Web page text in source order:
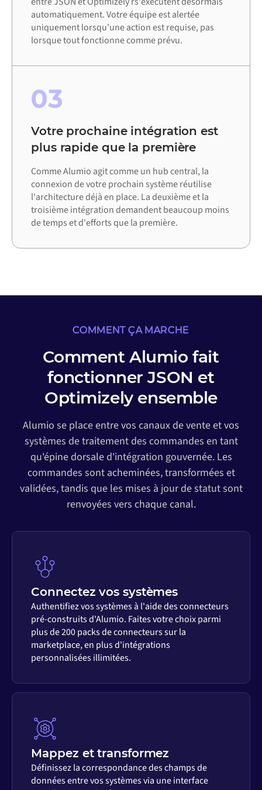
automatiquement. Votre équipe est alertée
uniquement lorsqu'une action est requise, pas
lorsque tout fonctionne comme prévu.
03
Votre prochaine intégration est
plus rapide que la première
Comme Alumio agit comme un hub central, la
connexion de votre prochain système réutilise
l'architecture déjà en place. La deuxième et la
troisième intégration demandent beaucoup moins
de temps et d'efforts que la première.
COMMENT ÇA MARCHE
Comment Alumio fait
fonctionner JSON et
Optimizely ensemble
Alumio se place entre vos canaux de vente et vos
systèmes de traitement des commandes en tant
qu'épine dorsale d'intégration gouvernée. Les
commandes sont acheminées, transformées et
validées, tandis que les mises à jour de statut sont
renvoyées vers chaque canal.
Connectez vos systèmes
Authentifiez vos systèmes à l'aide des connecteurs
pré-construits d'Alumio. Faites votre choix parmi
plus de 200 packs de connecteurs sur la
marketplace, en plus d'intégrations
personnalisées illimitées.
Mappez et transformez
Définissez la correspondance des champs de
données entre vos systèmes via une interface